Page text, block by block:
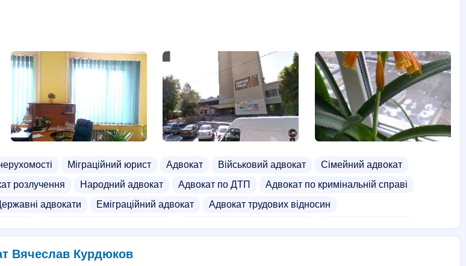
Міграційний юрист Адвокат Військовий адвокат
Сімейний адвокат
розлучення Народний адвокат Адвокат по ДТП
Адвокат по кримінальній справі
адвокати Еміграційний адвокат
Адвокат трудових відносин
Вячеслав Курдюков